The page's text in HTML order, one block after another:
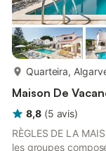
Quarteira,
Maison De
8,8 (5 avis)
RÈGLES DE LA
les groupes